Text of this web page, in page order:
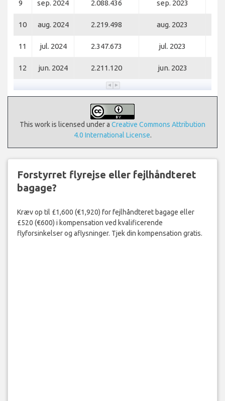
9 sep. 2024 2.088.436 sep. 2023
10 aug. 2024 2.219.498 aug. 2023
11 jul. 2024 2.347.673 jul. 2023
12 jun. 2024 2.211.120 jun. 2023
This work is licensed under a Creative Commons Attribution
4.0 International License.
Forstyrret flyrejse eller fejlhåndteret
bagage?
Kræv op til £1,600 (€1,920) for fejlhåndteret bagage eller
£520 (€600) i kompensation ved kvalificerende
flyforsinkelser og aflysninger. Tjek din kompensation gratis.